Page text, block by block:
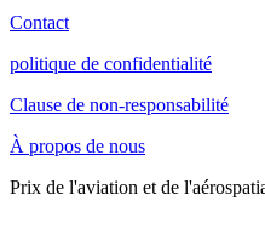
Contact
politique de confidentialité
Clause de non-responsabilité
À propos de nous
Prix de l'aviation et de